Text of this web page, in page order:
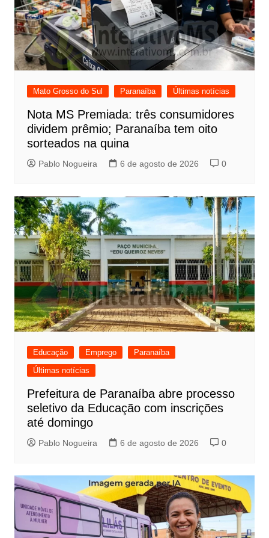
Mato Grosso do Sul Paranaíba Últimas notícias
Nota MS Premiada: três consumidores
dividem prêmio; Paranaíba tem oito
sorteados na quina
Pablo Nogueira 6 de agosto de 2026 0
Educação Emprego
Paranaíba
Últimas notícias
Prefeitura de Paranaíba abre processo
seletivo da Educação com inscrições
até domingo
Pablo Nogueira 6 de agosto de 2026 0